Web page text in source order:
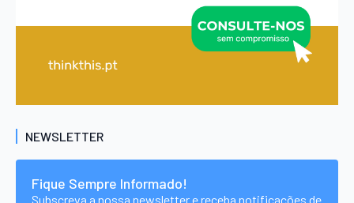
NEWSLETTER
Fique Sempre Informado!
Subscreva a nossa newsletter e receba notificações de